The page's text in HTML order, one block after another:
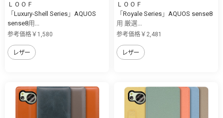
ＬＯＯＦ
「Luxury-Shell Series」AQUOS
sense8用...
参考価格￥1,580
レザー
ＬＯＯＦ
「Royale Series」AQUOS sense8
用 厳選...
参考価格￥2,481
レザー